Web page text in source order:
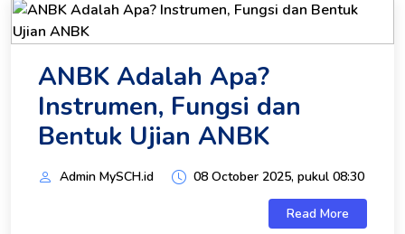
ANBK Adalah Apa?
Instrumen, Fungsi dan
Bentuk Ujian ANBK
Admin MySCH.id 08 October 2025, pukul 08:30
Read More